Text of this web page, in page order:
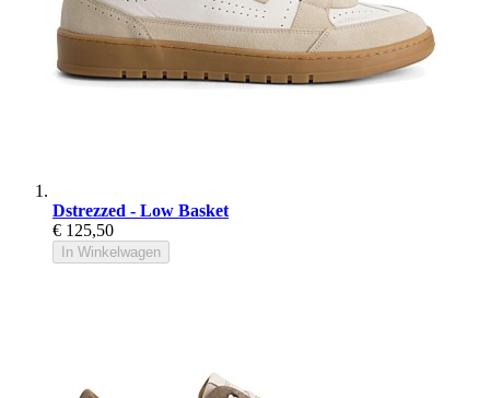
Dstrezzed - Low Basket
€ 125,50
In Winkelwagen